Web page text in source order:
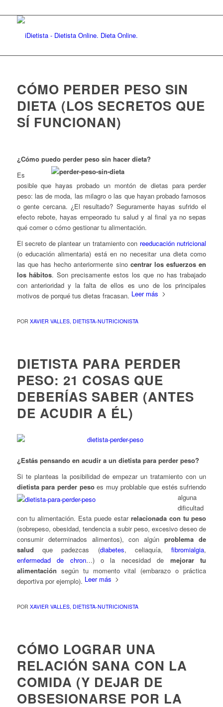
CÓMO PERDER PESO SIN
DIETA (LOS SECRETOS QUE
SÍ FUNCIONAN)
¿Cómo puedo perder peso sin hacer dieta?
Es
posible que hayas probado un montón de dietas para perder
peso: las de moda, las milagro o las que hayan probado famosos
o gente cercana. ¿El resultado? Seguramente hayas sufrido el
efecto rebote, hayas empeorado tu salud y al final ya no sepas
qué comer o cómo gestionar tu alimentación.
El secreto de plantear un tratamiento con reeducación nutricional
(o educación alimentaria) está en no necesitar una dieta como
las que has hecho anteriormente sino centrar los esfuerzos en
los hábitos. Son precisamente estos los que no has trabajado
con anterioridad y la falta de ellos es uno de los principales
motivos de porqué tus dietas fracasan. Leer más
POR XAVIER VALLES, DIETISTA-NUTRICIONISTA
DIETISTA PARA PERDER
PESO: 21 COSAS QUE
DEBERÍAS SABER (ANTES
DE ACUDIR A ÉL)
¿Estás pensando en acudir a un dietista para perder peso?
Si te planteas la posibilidad de empezar un tratamiento con un
dietista para perder pesoes muy problable que estés sufriendo
alguna
dificultad
con tu alimentación. Esta puede estar relacionada con tu peso
(sobrepeso, obesidad, tendencia a subir peso, excesivo deseo de
consumir determinados alimentos), con algúnproblema de
salud que padezcas (diabetes, celiaquía,fibromialgia,
enfermedad de chron…) o la necesidad de mejorar tu
alimentación según tu momento vital (embarazo o práctica
deportiva por ejemplo). Leer más
POR XAVIER VALLES, DIETISTA-NUTRICIONISTA
CÓMO LOGRAR UNA
RELACIÓN SANA CON LA
COMIDA (Y DEJAR DE
OBSESIONARSE POR LA